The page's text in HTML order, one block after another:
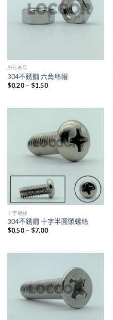
所有產品
304不銹鋼 六角絲帽
$0.20– $1.50
十字螺絲
304不銹鋼 十字半圓頭螺絲
$0.50– $7.00